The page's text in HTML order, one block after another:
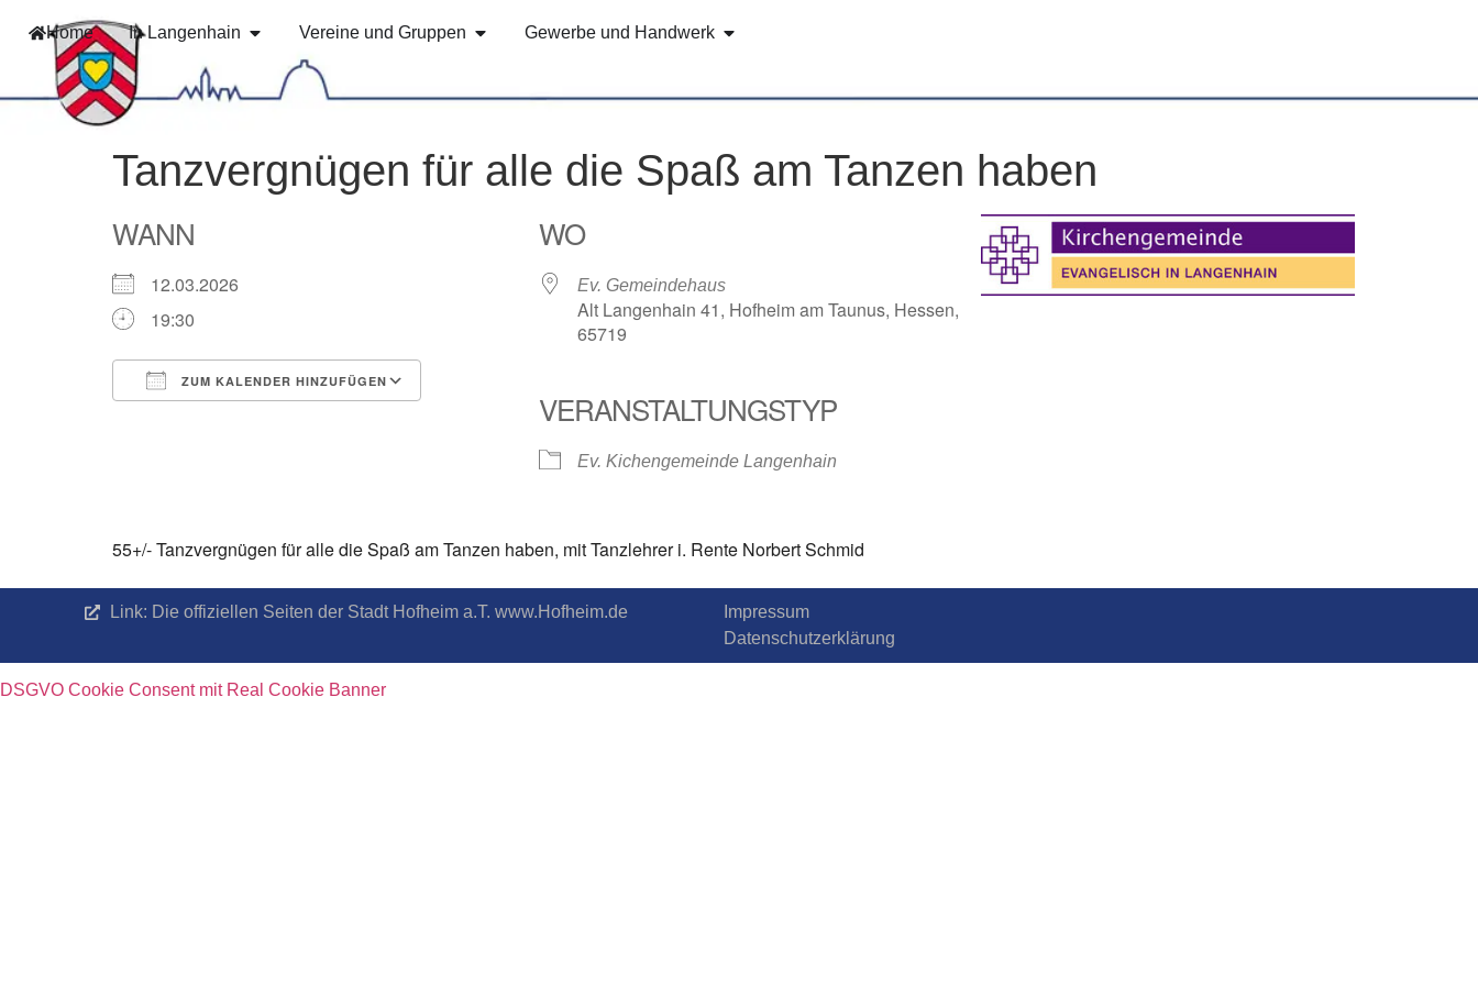
Home In Langenhain Vereine und Gruppen Gewerbe und Handwerk
Tanzvergnügen für alle die Spaß am Tanzen haben
WANN
12.03.2026
19:30
ZUM KALENDER HINZUFÜGEN
Google Kalender iCalendar
WO
Ev. Gemeindehaus
Alt Langenhain 41, Hofheim am Taunus, Hessen,
65719
VERANSTALTUNGSTYP
Ev. Kichengemeinde Langenhain
55+/- Tanzvergnügen für alle die Spaß am Tanzen haben, mit Tanzlehrer i. Rente Norbert Schmid
Link: Die offiziellen Seiten der Stadt Hofheim a.T. www.Hofheim.de
Impressum
Datenschutzerklärung
DSGVO Cookie Consent mit Real Cookie Banner